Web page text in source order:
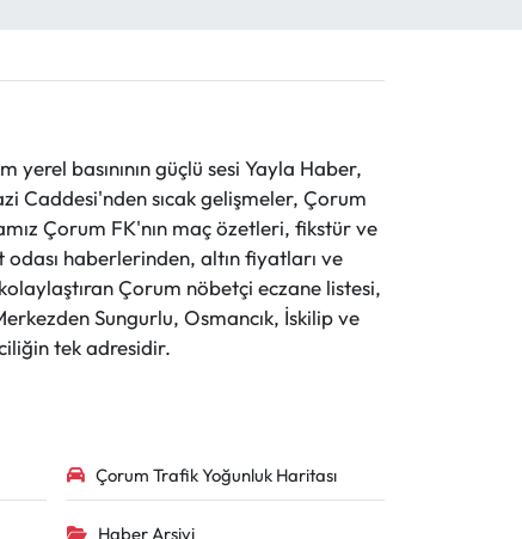
basınının güçlü sesi Yayla Haber,
Caddesi'nden sıcak gelişmeler, Çorum
Çorum FK'nın maç özetleri, fikstür ve
haberlerinden, altın fiyatları ve
Çorum nöbetçi eczane listesi,
Sungurlu, Osmancık, İskilip ve
tek adresidir.
Çorum Trafik Yoğunluk Haritası
Haber Arşivi